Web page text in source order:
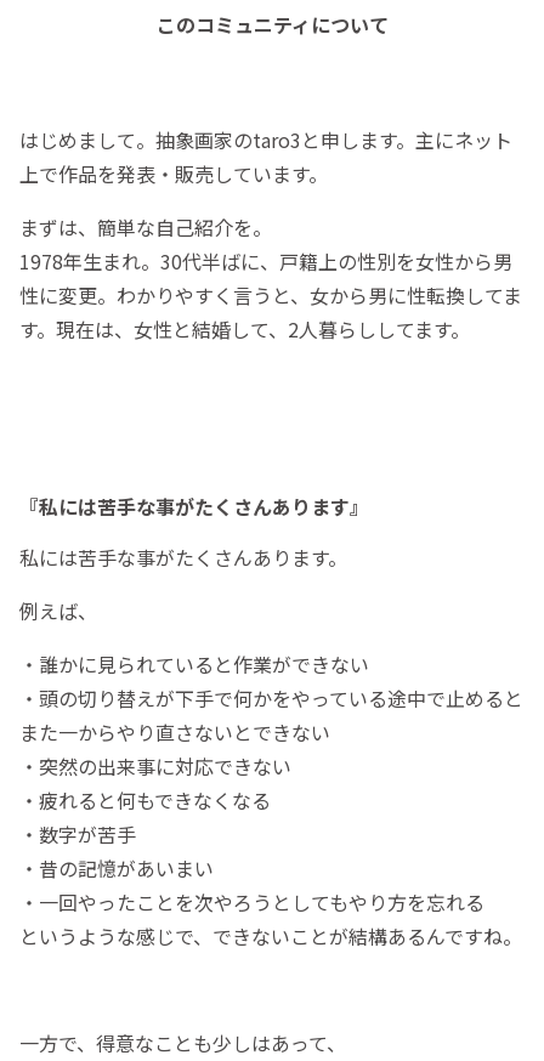
このコミュニティについて
はじめまして。抽象画家のtaro3と申します。主にネット
上で作品を発表・販売しています。
まずは、簡単な自己紹介を。
1978年生まれ。30代半ばに、戸籍上の性別を女性から男
性に変更。わかりやすく言うと、女から男に性転換してま
す。現在は、女性と結婚して、2人暮らししてます。
『私には苦手な事がたくさんあります』
私には苦手な事がたくさんあります。
例えば、
・誰かに見られていると作業ができない
・頭の切り替えが下手で何かをやっている途中で止めると
また一からやり直さないとできない
・突然の出来事に対応できない
・疲れると何もできなくなる
・数字が苦手
・昔の記憶があいまい
・一回やったことを次やろうとしてもやり方を忘れる
というような感じで、できないことが結構あるんですね。
一方で、得意なことも少しはあって、